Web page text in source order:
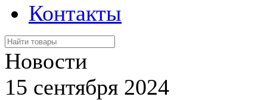
Контакты
Новости
15 сентября 2024